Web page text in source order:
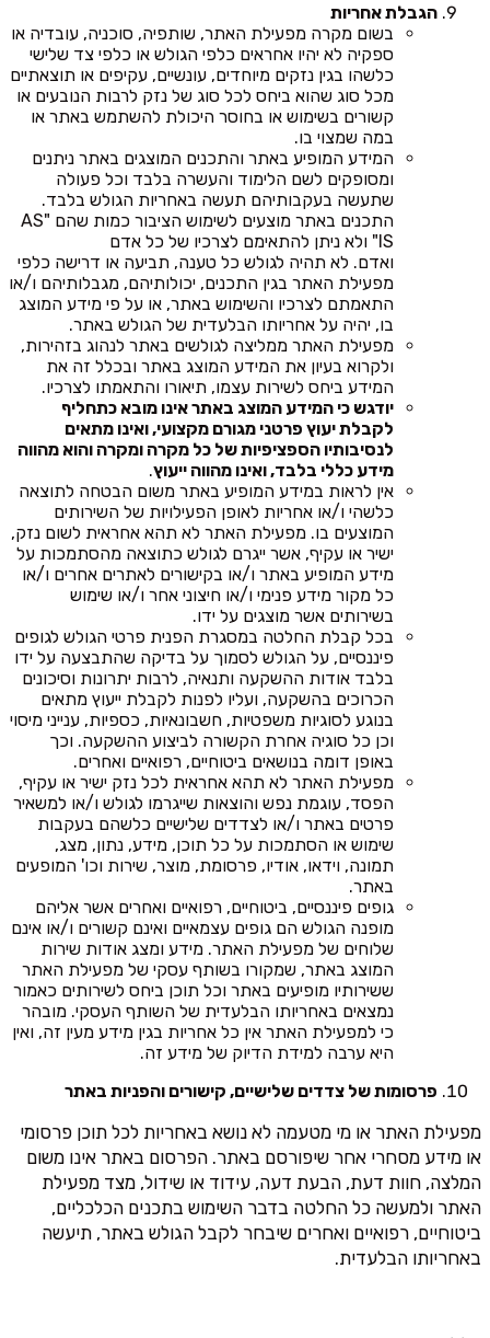
הגבלת אחריות
בשום מקרה מפעילת האתר, שותפיה, סוכניה, עובדיה או
ספקיה לא יהיו אחראים כלפי הגולש או כלפי צד שלישי
כלשהו בגין נזקים מיוחדים, עונשיים, עקיפים או תוצאתיים
מכל סוג שהוא ביחס לכל סוג של נזק לרבות הנובעים או
קשורים בשימוש או בחוסר היכולת להשתמש באתר או
במה שמצוי בו.
המידע המופיע באתר והתכנים המוצגים באתר ניתנים
ומסופקים לשם הלימוד והעשרה בלבד וכל פעולה
שתעשה בעקבותיהם תעשה באחריות הגולש בלבד.
התכנים באתר מוצעים לשימוש הציבור כמות שהם "AS
IS" ולא ניתן להתאימם לצרכיו של כל אדם
ואדם. לא תהיה לגולש כל טענה, תביעה או דרישה כלפי
מפעילת האתר בגין התכנים, יכולותיהם, מגבלותיהם ו/או
התאמתם לצרכיו והשימוש באתר, או על פי מידע המוצג
בו, יהיה על אחריותו הבלעדית של הגולש באתר.
מפעילת האתר ממליצה לגולשים באתר לנהוג בזהירות,
ולקרוא בעיון את המידע המוצג באתר ובכלל זה את
המידע ביחס לשירות עצמו, תיאורו והתאמתו לצרכיו.
יודגש כי המידע המוצג באתר אינו מובא כתחליף
לקבלת יעוץ פרטני מגורם מקצועי, ואינו מתאים
לנסיבותיו הספציפיות של כל מקרה ומקרה והוא מהווה
מידע כללי בלבד, ואינו מהווה ייעוץ.
אין לראות במידע המופיע באתר משום הבטחה לתוצאה
כלשהי ו/או אחריות לאופן הפעילויות של השירותים
המוצעים בו. מפעילת האתר לא תהא אחראית לשום נזק,
ישיר או עקיף, אשר ייגרם לגולש כתוצאה מהסתמכות על
מידע המופיע באתר ו/או בקישורים לאתרים אחרים ו/או
כל מקור מידע פנימי ו/או חיצוני אחר ו/או שימוש
בשירותים אשר מוצגים על ידו.
בכל קבלת החלטה במסגרת הפנית פרטי הגולש לגופים
פיננסיים, על הגולש לסמוך על בדיקה שהתבצעה על ידו
בלבד אודות ההשקעה ותנאיה, לרבות יתרונות וסיכונים
הכרוכים בהשקעה, ועליו לפנות לקבלת ייעוץ מתאים
בנוגע לסוגיות משפטיות, חשבונאיות, כספיות, ענייני מיסוי
וכן כל סוגיה אחרת הקשורה לביצוע ההשקעה. וכך
באופן דומה בנושאים ביטוחיים, רפואיים ואחרים.
מפעילת האתר לא תהא אחראית לכל נזק ישיר או עקיף,
הפסד, עוגמת נפש והוצאות שייגרמו לגולש ו/או למשאיר
פרטים באתר ו/או לצדדים שלישיים כלשהם בעקבות
שימוש או הסתמכות על כל תוכן, מידע, נתון, מצג,
תמונה, וידאו, אודיו, פרסומת, מוצר, שירות וכו' המופעים
באתר.
גופים פיננסיים, ביטוחיים, רפואיים ואחרים אשר אליהם
מופנה הגולש הם גופים עצמאיים ואינם קשורים ו/או אינם
שלוחים של מפעילת האתר. מידע ומצג אודות שירות
המוצג באתר, שמקורו בשותף עסקי של מפעילת האתר
ששירותיו מופיעים באתר וכל תוכן ביחס לשירותים כאמור
נמצאים באחריותו הבלעדית של השותף העסקי. מובהר
כי למפעילת האתר אין כל אחריות בגין מידע מעין זה, ואין
היא ערבה למידת הדיוק של מידע זה.
פרסומות של צדדים שלישיים, קישורים והפניות באתר
מפעילת האתר או מי מטעמה לא נושא באחריות לכל תוכן פרסומי
או מידע מסחרי אחר שיפורסם באתר. הפרסום באתר אינו משום
המלצה, חוות דעת, הבעת דעה, עידוד או שידול, מצד מפעילת
האתר ולמעשה כל החלטה בדבר השימוש בתכנים הכלכליים,
ביטוחיים, רפואיים ואחרים שיבחר לקבל הגולש באתר, תיעשה
באחריותו הבלעדית.